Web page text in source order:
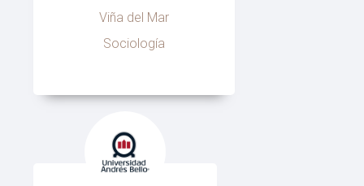
Viña del Mar
Sociología